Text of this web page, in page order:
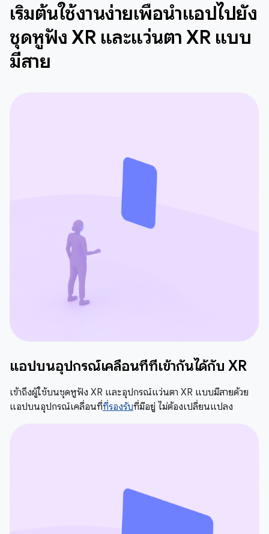
เริ่มต้นใช้งานง่ายเพื่อนำแอปไปยัง
ชุดหูฟัง XR และแว่นตา XR แบบ
มีสาย
แอปบนอุปกรณ์เคลื่อนที่ที่เข้ากันได้กับ XR
เข้าถึงผู้ใช้บนชุดหูฟัง XR และอุปกรณ์แว่นตา XR แบบมีสายด้วย
แอปบนอุปกรณ์เคลื่อนที่ที่รองรับที่มีอยู่ ไม่ต้องเปลี่ยนแปลง